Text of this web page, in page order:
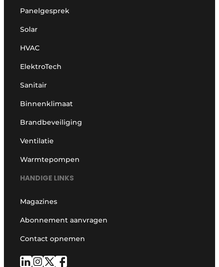
Panelgesprek
Solar
HVAC
ElektroTech
Sanitair
Binnenklimaat
Brandbeveiliging
Ventilatie
Warmtepompen
HANDIGE LINKS
Magazines
Abonnement aanvragen
Contact opnemen